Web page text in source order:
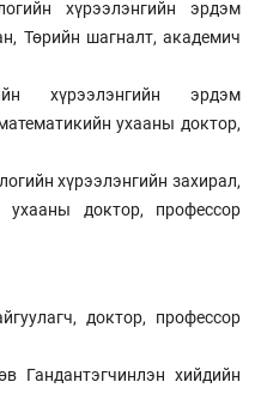
хүрээлэнгийн эрдэм
Төрийн шагналт, академич
хүрээлэнгийн эрдэм
ухааны доктор,
хүрээлэнгийн захирал,
доктор, профессор
доктор, профессор
Гандантэгчинлэн хийдийн